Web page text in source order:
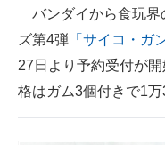
スマホと通信の最新トレ
好きが集まる 比べて選
バンダイから食玩界
ズ第4弾 「サイコ・ガ
27日より予約受付が
格はガム3個付きで1万